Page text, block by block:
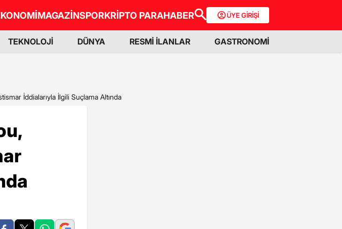
MAGAZİNSPORKRİPTO PARAHABER ÜYE GİRİŞİ
TEKNOLOJİ DÜNYA RESMİ İLANLAR GASTRONOMİ
İddialarıyla İlgili Suçlama Altında